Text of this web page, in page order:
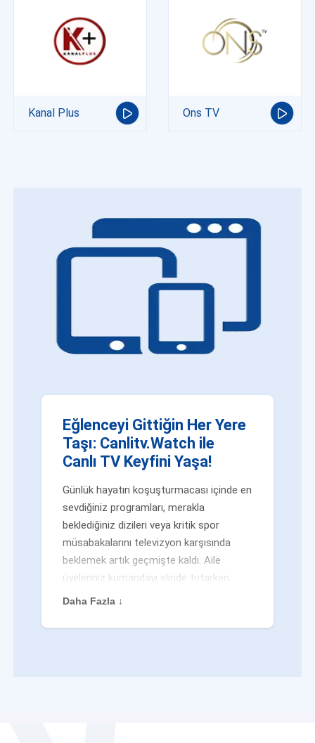
Kanal Plus Ons TV
Eğlenceyi Gittiğin Her Yere
Taşı: Canlitv.Watch ile
Canlı TV Keyfini Yaşa!
Günlük hayatın koşuşturmacası içinde en
sevdiğiniz programları, merakla
beklediğiniz dizileri veya kritik spor
müsabakalarını televizyon karşısında
beklemek artık geçmişte kaldı. Aile
üyeleriniz kumandayı elinde tutarken
veya siz evden uzaktayken bile
değilsiniz. Geleneksel yayıncılığın
Daha Fazla ↓